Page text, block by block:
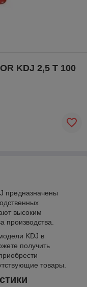
KDJ 2,5 Т 100
предназначены
высоким
производства.
KDJ в
получить
товары.